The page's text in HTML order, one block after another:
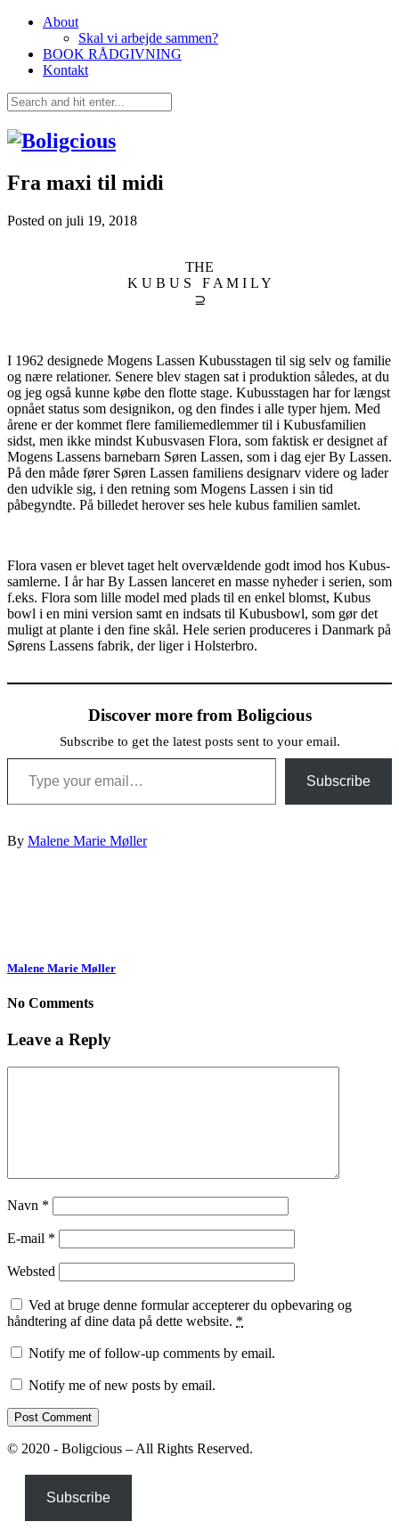
About
Skal vi arbejde sammen?
BOOK RÅDGIVNING
Kontakt
Fra maxi til midi
Posted on juli 19, 2018
THE
K U B U S F A M I L Y
⊇
I 1962 designede Mogens Lassen Kubusstagen til sig selv og familie
og nære relationer. Senere blev stagen sat i produktion således, at du
og jeg også kunne købe den flotte stage. Kubusstagen har for længst
opnået status som designikon, og den findes i alle typer hjem. Med
årene er der kommet flere familiemedlemmer til i Kubusfamilien
sidst, men ikke mindst Kubusvasen Flora, som faktisk er designet af
Mogens Lassens barnebarn Søren Lassen, som i dag ejer By Lassen.
På den måde fører Søren Lassen familiens designarv videre og lader
den udvikle sig, i den retning som Mogens Lassen i sin tid
påbegyndte. På billedet herover ses hele kubus familien samlet.
Flora vasen er blevet taget helt overvældende godt imod hos Kubus-
samlerne. I år har By Lassen lanceret en masse nyheder i serien, som
f.eks. Flora som lille model med plads til en enkel blomst, Kubus
bowl i en mini version samt en indsats til Kubusbowl, som gør det
muligt at plante i den fine skål. Hele serien produceres i Danmark på
Sørens Lassens fabrik, der liger i Holsterbro.
Discover more from Boligcious
Subscribe to get the latest posts sent to your email.
Type your email…
Subscribe
By Malene Marie Møller
Malene Marie Møller
No Comments
Leave a Reply
Navn *
E-mail *
Websted
Ved at bruge denne formular accepterer du opbevaring og
håndtering af dine data på dette website. *
Notify me of follow-up comments by email.
Notify me of new posts by email.
© 2020 - Boligcious – All Rights Reserved.
Subscribe